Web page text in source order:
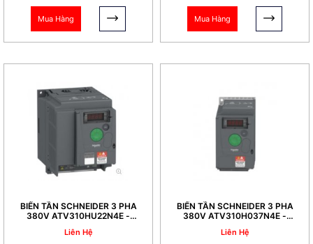
Mua Hàng Mua Hàng
BIẾN TẦN SCHNEIDER 3 PHA
380V ATV310HU22N4E -
Liên Hệ
BIẾN TẦN SCHNEIDER 3 PHA
380V ATV310H037N4E -
Liên Hệ